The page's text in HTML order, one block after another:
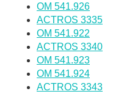
OM 541.926
ACTROS 3335
OM 541.922
ACTROS 3340
OM 541.923
OM 541.924
ACTROS 3343